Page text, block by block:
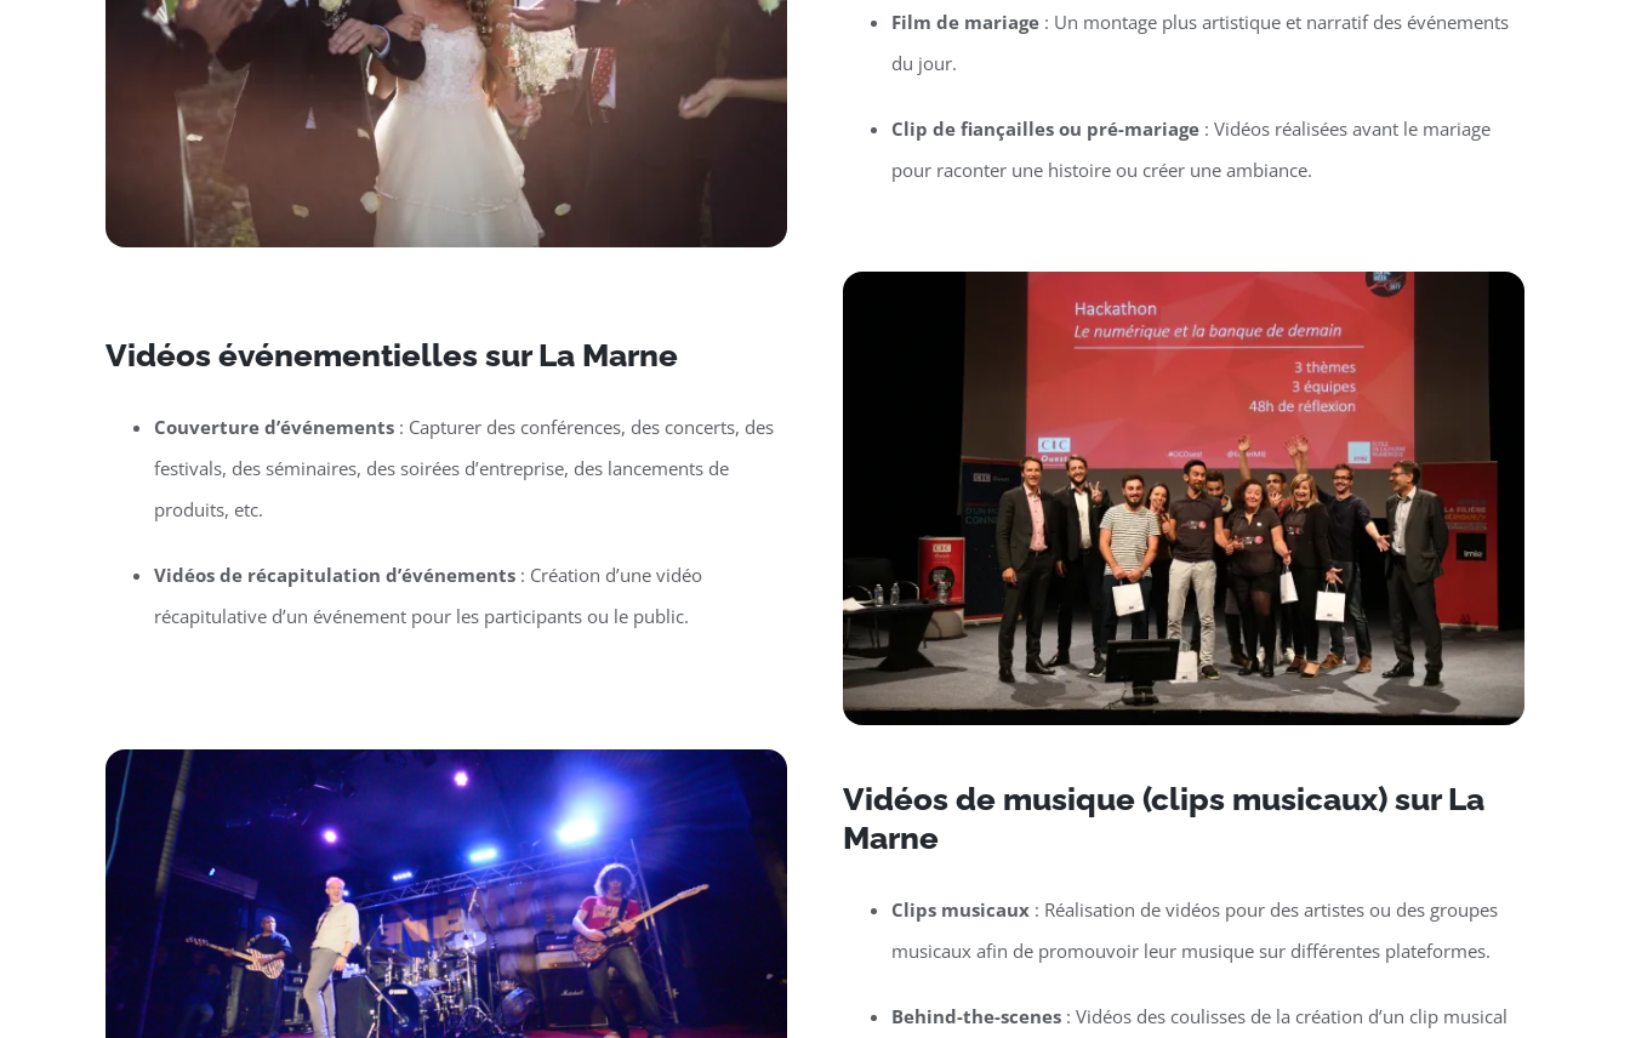
Film de mariage : Un montage plus artistique et narratif des événements
du jour.
Clip de fiançailles ou pré-mariage : Vidéos réalisées avant le mariage
pour raconter une histoire ou créer une ambiance.
Vidéos événementielles sur La Marne
Couverture d’événements: Capturer des conférences, des concerts, des
festivals, des séminaires, des soirées d’entreprise, des lancements de
produits, etc.
Vidéos de récapitulation d’événements: Création d’une vidéo
récapitulative d’un événement pour les participants ou le public.
Vidéos de musique (clips musicaux) sur La
Marne
Clips musicaux : Réalisation de vidéos pour des artistes ou des groupes
musicaux afin de promouvoir leur musique sur différentes plateformes.
Behind-the-scenes : Vidéos des coulisses de la création d’un clip musical